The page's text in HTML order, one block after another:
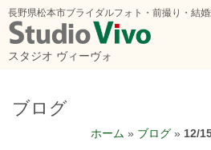
長野県松本市ブライダルフォト・前撮り・結婚
スタジオ ヴィーヴォ
ブログ
ホーム » ブログ » 12/